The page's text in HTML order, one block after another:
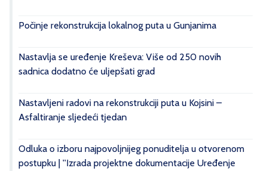
Počinje rekonstrukcija lokalnog puta u Gunjanima
Nastavlja se uređenje Kreševa: Više od 250 novih
sadnica dodatno će uljepšati grad
Nastavljeni radovi na rekonstrukciji puta u Kojsini –
Asfaltiranje sljedeći tjedan
Odluka o izboru najpovoljnijeg ponuditelja u otvorenom
postupku | ''Izrada projektne dokumentacije Uređenje